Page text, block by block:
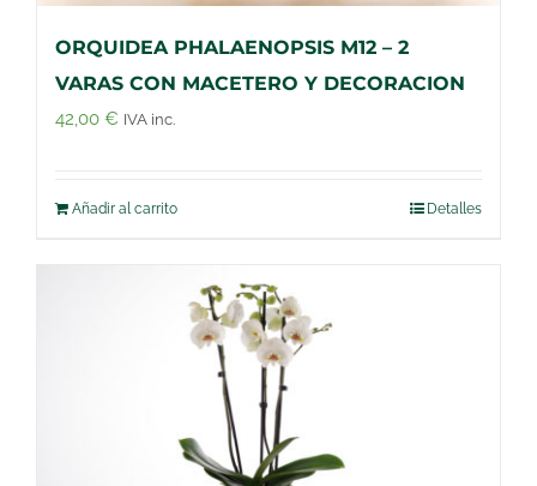
ORQUIDEA PHALAENOPSIS M12 – 2
VARAS CON MACETERO Y DECORACION
42,00 € IVA inc.
Añadir al carrito Detalles